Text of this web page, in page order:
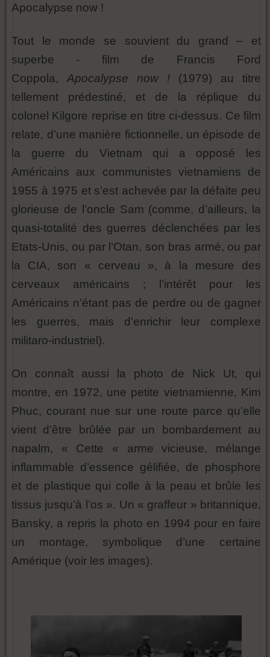
Apocalypse now !
Tout le monde se souvient du grand – et
superbe - film de Francis Ford
Coppola, Apocalypse now ! (1979) au titre
tellement prédestiné, et de la réplique du
colonel Kilgore reprise en titre ci-dessus. Ce film
relate, d’une manière fictionnelle, un épisode de
la guerre du Vietnam qui a opposé les
Américains aux communistes vietnamiens de
1955 à 1975 et s’est achevée par la défaite peu
glorieuse de l’oncle Sam (comme, d’ailleurs, la
quasi-totalité des guerres déclenchées par les
Etats-Unis, ou par l’Otan, son bras armé, ou par
la CIA, son « cerveau », à la mesure des
cerveaux américains ; l’intérêt pour les
Américains n’étant pas de perdre ou de gagner
les guerres, mais d’enrichir leur complexe
militaro-industriel).
On connaît aussi la photo de Nick Ut, qui
montre, en 1972, une petite vietnamienne, Kim
Phuc, courant nue sur une route parce qu’elle
vient d’être brûlée par un bombardement au
napalm, « Cette « arme vicieuse, mélange
inflammable d’essence gélifiée, de phosphore
et de plastique qui colle à la peau et brûle les
tissus jusqu’à l’os ». Un « graffeur » britannique,
Bansky, a repris la photo en 1994 pour en faire
un montage, symbolique d’une certaine
Amérique (voir les images).